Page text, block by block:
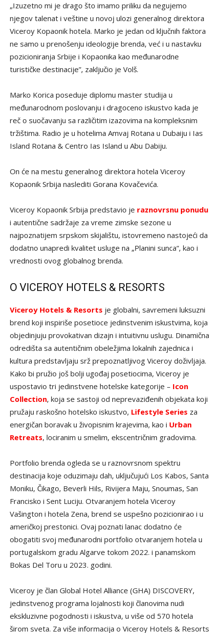
„Izuzetno mi je drago što imamo priliku da negujemo
njegov talenat i veštine u novoj ulozi generalnog direktora
Viceroy Kopaonik hotela. Marko je jedan od ključnih faktora
ne samo u prenošenju ideologije brenda, već i u nastavku
pozicioniranja Srbije i Kopaonika kao međunarodne
turističke destinacije”, zaključio je Volš.
Marko Korica poseduje diplomu master studija u
međunarodnom poslovanju i dragoceno iskustvo kada je
reč o suočavanju sa različitim izazovima na kompleksnim
tržištima. Radio je u hotelima Amvaj Rotana u Dubaiju i Ias
Island Rotana & Centro Ias Island u Abu Dabiju.
On će na mestu generalnog direktora hotela Viceroy
Kopaonik Srbija naslediti Gorana Kovačevića.
Viceroy Kopaonik Srbija predstavio je raznovrsnu ponudu
i autentične sadržaje za vreme zimske sezone u
najpoznatijem srpskom skijalištu, istovremeno nastojeći da
dodatno unapredi kvalitet usluge na „Planini sunca“, kao i
vrednosti ovog globalnog brenda.
O VICEROY HOTELS & RESORTS
Viceroy Hotels & Resorts je globalni, savremeni luksuzni
brend koji inspiriše posetioce jedinstvenim iskustvima, koja
objedinjuju provokativan dizajn i intuitivnu uslugu. Dinamična
odredišta sa autentičnim obeležjima lokalnih zajednica i
kultura predstavljaju srž prepoznatljivog Viceroy doživljaja.
Kako bi pružio još bolji ugođaj posetiocima, Viceroy je
uspostavio tri jedinstvene hotelske kategorije – Icon
Collection, koja se sastoji od neprevaziđenih objekata koji
pružaju raskošno hotelsko iskustvo, Lifestyle Series za
energičan boravak u živopisnim krajevima, kao i Urban
Retreats, lociranim u smelim, ekscentričnim gradovima.
Portfolio brenda ogleda se u raznovrsnom spektru
destinacija koje oduzimaju dah, uključujući Los Kabos, Santa
Moniku, Čikago, Beverli Hils, Rivijera Maju, Snoumas, San
Francisko i Sent Luciju. Otvaranjem hotela Viceroy
Vašington i hotela Zena, brend se uspešno pozicionirao i u
američkoj prestonici. Ovaj poznati lanac dodatno će
obogatiti svoj međunarodni portfolio otvaranjem hotela u
portugalskom gradu Algarve tokom 2022. i panamskom
Bokas Del Toru u 2023. godini.
Viceroy je član Global Hotel Alliance (GHA) DISCOVERY,
jedinstvenog programa lojalnosti koji članovima nudi
ekskluzivne pogodnosti i iskustva, u više od 570 hotela
širom sveta. Za više informacija o Viceroy Hotels & Resorts